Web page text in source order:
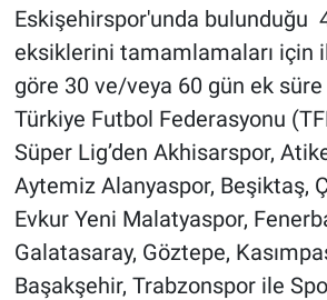
Eskişehirspor'unda bulunduğu
eksiklerini tamamlamaları için
göre 30 ve/veya 60 gün ek süre
Türkiye Futbol Federasyonu
Süper Lig’den Akhisarspor,
Aytemiz Alanyaspor, Beşiktaş,
Evkur Yeni Malatyaspor,
Galatasaray, Göztepe,
Başakşehir, Trabzonspor ile
Yerel
Magazin
Bilim ve Teknoloji